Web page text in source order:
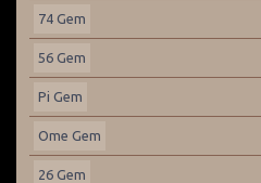
74 Gem
56 Gem
Pi Gem
Ome Gem
26 Gem